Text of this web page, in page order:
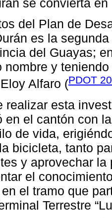
se convierta
del Plan de
es la
del Guayas;
nombre y
Alfaro (PDOT
realizar esta
en el cantón con
de vida,
bicicleta, tanto
y aprovechar
el
el tramo que
Terrestre